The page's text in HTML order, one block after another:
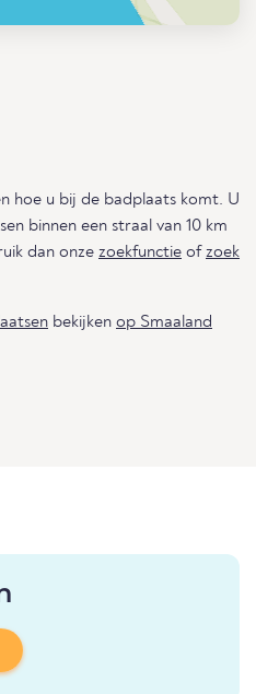
hoe u bij de badplaats komt. U
binnen een straal van 10 km
dan onze zoekfunctie ofzoek
bekijken op Smaaland